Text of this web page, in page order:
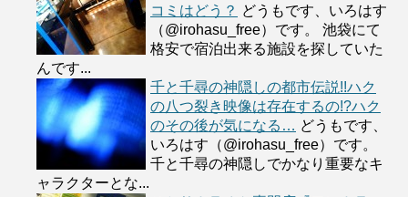
コミはどう？ どうもです、いろはす
（@irohasu_free）です。 池袋にて
格安で宿泊出来る施設を探していた
んです...
千と千尋の神隠しの都市伝説!!ハク
の八つ裂き映像は存在するの!?ハク
のその後が気になる… どうもです、
いろはす（@irohasu_free）です。
千と千尋の神隠しでかなり重要なキ
ャラクターとな...